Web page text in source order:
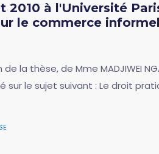
2010 à l'Université
le commerce
la thèse, de Mme MADJIWEI
sur le sujet suivant : Le droit